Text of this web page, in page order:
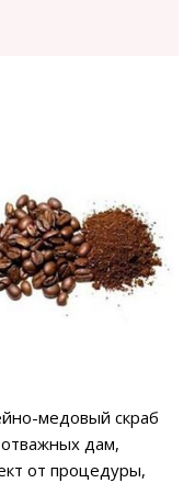
медовый скраб
дам,
от процедуры,